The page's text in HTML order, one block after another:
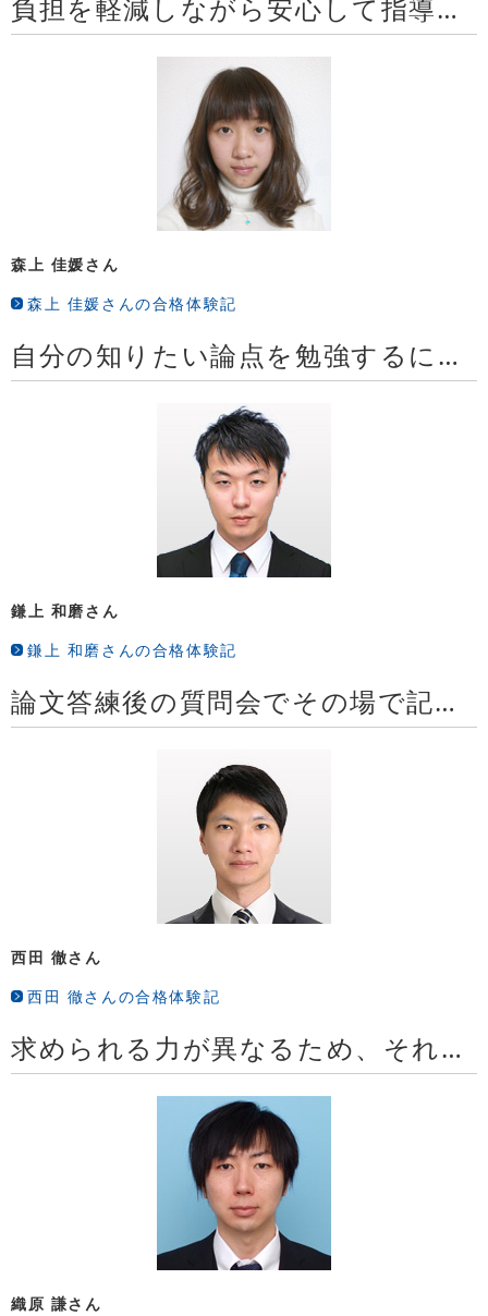
負担を軽減しながら安心して指導を受けることができました
森上 佳媛さん
森上 佳媛さんの合格体験記
自分の知りたい論点を勉強するにはLECのテキストが最適
鎌上 和磨さん
鎌上 和磨さんの合格体験記
論文答練後の質問会でその場で記述問題の採点・講評を頂ける
西田 徹さん
西田 徹さんの合格体験記
求められる力が異なるため、それぞれに特化したカリキュラムはとても合理的
織原 謙さん